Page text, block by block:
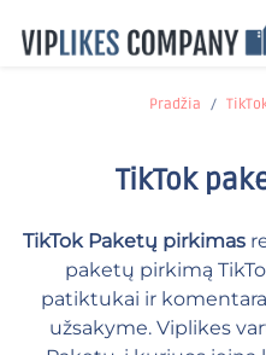
Pradžia
TikTok
TikTok Paketų pirkimas
paketų pirkimą
patiktukai ir
užsakyme. Viplikes